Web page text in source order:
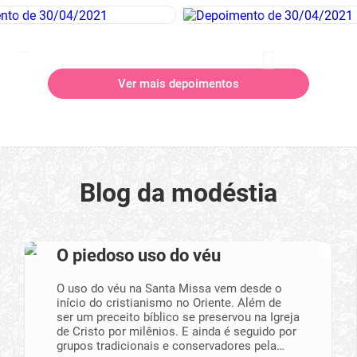
Ver mais depoimentos
Blog da modéstia
O piedoso uso do véu
O uso do véu na Santa Missa vem desde o
início do cristianismo no Oriente. Além de
ser um preceito bíblico se preservou na Igreja
de Cristo por milênios. E ainda é seguido por
grupos tradicionais e conservadores pela…